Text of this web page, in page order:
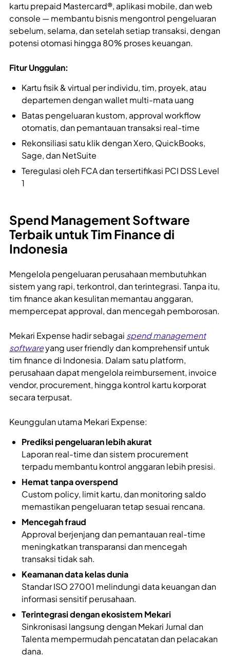
kartu prepaid Mastercard®, aplikasi mobile, dan web
console — membantu bisnis mengontrol pengeluaran
sebelum, selama, dan setelah setiap transaksi, dengan
potensi otomasi hingga 80% proses keuangan.
Fitur Unggulan:
Kartu fisik & virtual per individu, tim, proyek, atau
departemen dengan wallet multi-mata uang
Batas pengeluaran kustom, approval workflow
otomatis, dan pemantauan transaksi real-time
Rekonsiliasi satu klik dengan Xero, QuickBooks,
Sage, dan NetSuite
Teregulasi oleh FCA dan tersertifikasi PCI DSS Level
1
Spend Management Software
Terbaik untuk Tim Finance di
Indonesia
Mengelola pengeluaran perusahaan membutuhkan
sistem yang rapi, terkontrol, dan terintegrasi. Tanpa itu,
tim finance akan kesulitan memantau anggaran,
mempercepat approval, dan mencegah pemborosan.
Mekari Expense hadir sebagai spend management
softwareyang user friendly dan komprehensif untuk
tim finance di Indonesia. Dalam satu platform,
perusahaan dapat mengelola reimbursement, invoice
vendor, procurement, hingga kontrol kartu korporat
secara terpusat.
Keunggulan utama Mekari Expense:
Prediksi pengeluaran lebih akurat
Laporan real-time dan sistem procurement
terpadu membantu kontrol anggaran lebih presisi.
Hemat tanpa overspend
Custom policy, limit kartu, dan monitoring saldo
memastikan pengeluaran tetap sesuai rencana.
Mencegah fraud
Approval berjenjang dan pemantauan real-time
meningkatkan transparansi dan mencegah
transaksi tidak sah.
Keamanan data kelas dunia
Standar ISO 27001 melindungi data keuangan dan
informasi sensitif perusahaan.
Terintegrasi dengan ekosistem Mekari
Sinkronisasi langsung dengan Mekari Jurnal dan
Talenta mempermudah pencatatan dan pelacakan
dana.